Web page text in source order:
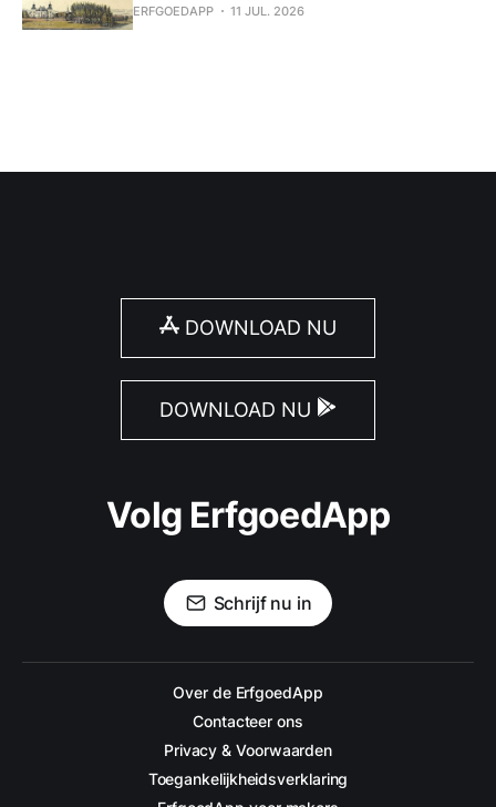
ERFGOEDAPP 11 JUL. 2026
DOWNLOAD NU
DOWNLOAD NU
Volg ErfgoedApp
Schrijf nu in
Over de ErfgoedApp
Contacteer ons
Privacy & Voorwaarden
Toegankelijkheidsverklaring